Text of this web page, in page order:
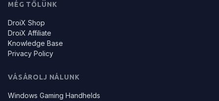
MÉG TŐLÜNK
DroiX Shop
DroiX Affiliate
Knowledge Base
Privacy Policy
VÁSÁROLJ NÁLUNK
Windows Gaming Handhelds